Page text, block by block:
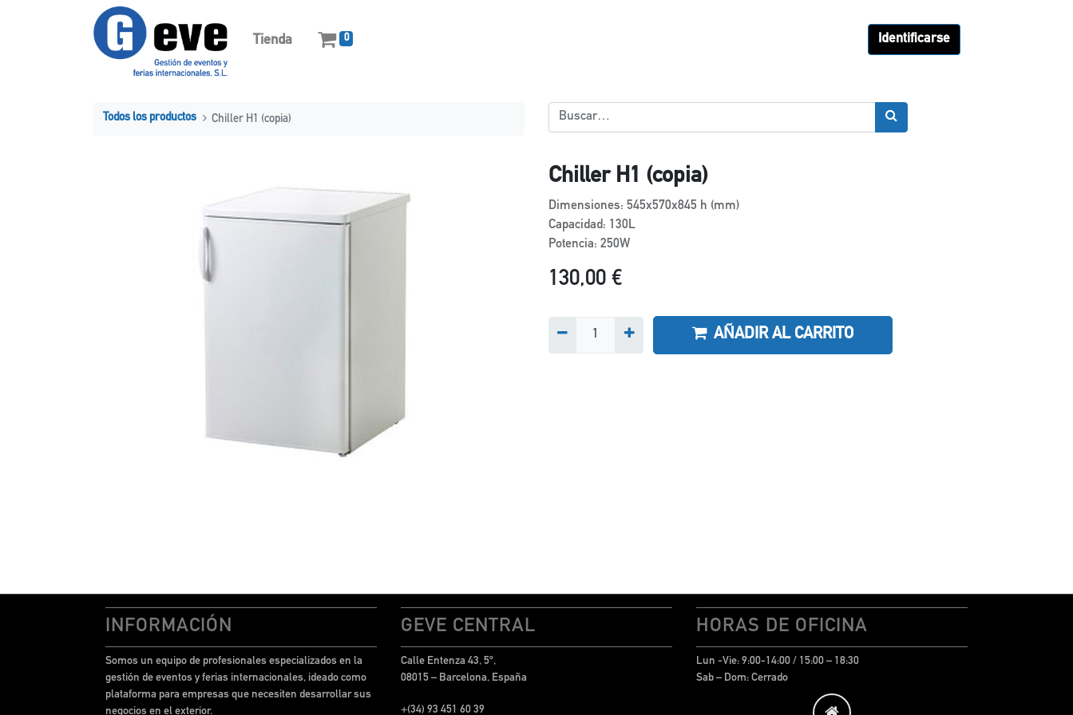
Tienda 0 Identificarse
Todos los productos Chiller H1 (copia)
Chiller H1 (copia)
Dimensiones: 545x570x845 h (mm)
Capacidad: 130L
Potencia: 250W
130,00 €
AÑADIR AL CARRITO
INFORMACIÓN
Somos un equipo de profesionales especializados en la
gestión de eventos y ferias internacionales, ideado como
plataforma para empresas que necesiten desarrollar sus
negocios en el exterior.
GEVE CENTRAL
Calle Entenza 43, 5º,
08015 – Barcelona, España
+(34) 93 451 60 39
HORAS DE OFICINA
Lun -Vie: 9:00-14:00 / 15:00 – 18:30
Sab – Dom: Cerrado